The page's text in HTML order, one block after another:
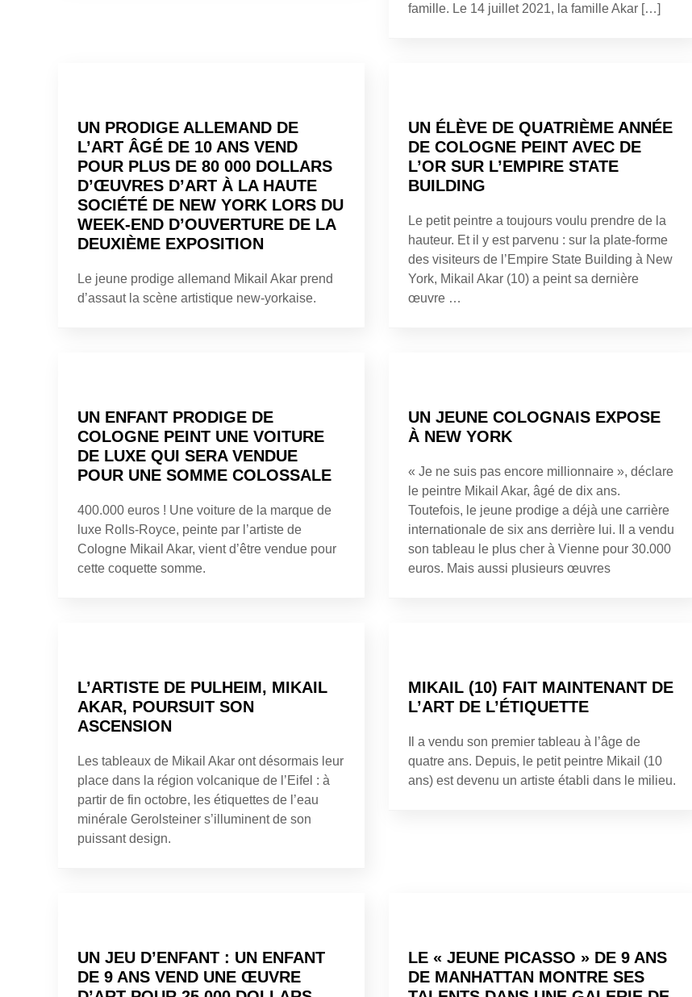
famille. Le 14 juillet 2021, la famille Akar […]
UN PRODIGE ALLEMAND DE
L’ART ÂGÉ DE 10 ANS VEND
POUR PLUS DE 80 000 DOLLARS
D’ŒUVRES D’ART À LA HAUTE
SOCIÉTÉ DE NEW YORK LORS DU
WEEK-END D’OUVERTURE DE LA
DEUXIÈME EXPOSITION
Le jeune prodige allemand Mikail Akar prend
d’assaut la scène artistique new-yorkaise.
UN ÉLÈVE DE QUATRIÈME ANNÉE
DE COLOGNE PEINT AVEC DE
L’OR SUR L’EMPIRE STATE
BUILDING
Le petit peintre a toujours voulu prendre de la
hauteur. Et il y est parvenu : sur la plate-forme
des visiteurs de l’Empire State Building à New
York, Mikail Akar (10) a peint sa dernière
œuvre …
UN ENFANT PRODIGE DE
COLOGNE PEINT UNE VOITURE
DE LUXE QUI SERA VENDUE
POUR UNE SOMME COLOSSALE
400.000 euros ! Une voiture de la marque de
luxe Rolls-Royce, peinte par l’artiste de
Cologne Mikail Akar, vient d’être vendue pour
cette coquette somme.
UN JEUNE COLOGNAIS EXPOSE
À NEW YORK
« Je ne suis pas encore millionnaire », déclare
le peintre Mikail Akar, âgé de dix ans.
Toutefois, le jeune prodige a déjà une carrière
internationale de six ans derrière lui. Il a vendu
son tableau le plus cher à Vienne pour 30.000
euros. Mais aussi plusieurs œuvres
L’ARTISTE DE PULHEIM, MIKAIL
AKAR, POURSUIT SON
ASCENSION
Les tableaux de Mikail Akar ont désormais leur
place dans la région volcanique de l’Eifel : à
partir de fin octobre, les étiquettes de l’eau
minérale Gerolsteiner s’illuminent de son
puissant design.
MIKAIL (10) FAIT MAINTENANT DE
L’ART DE L’ÉTIQUETTE
Il a vendu son premier tableau à l’âge de
quatre ans. Depuis, le petit peintre Mikail (10
ans) est devenu un artiste établi dans le milieu.
UN JEU D’ENFANT : UN ENFANT
DE 9 ANS VEND UNE ŒUVRE
LE « JEUNE PICASSO » DE 9 ANS
DE MANHATTAN MONTRE SES